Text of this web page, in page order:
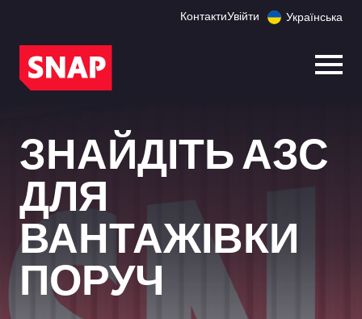
КонтактиУвійти Українська
ЗНАЙДІТЬ АЗС
ДЛЯ
ВАНТАЖІВКИ
ПОРУЧ